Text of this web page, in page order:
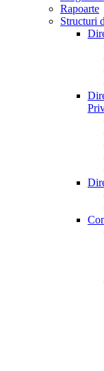
Rapoarte
Structuri